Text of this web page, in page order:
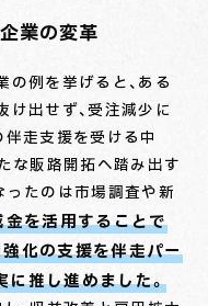
業の変革
例を挙げると、ある
出せず、受注減少に
走支援を受ける中
な販路開拓へ踏み出す
ったのは市場調査や新
金を活用することで
化の支援を伴走パー
に推し進めました。